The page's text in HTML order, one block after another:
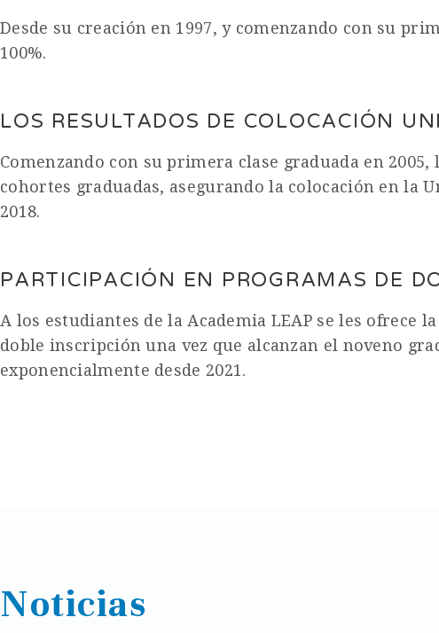
Desde su creación en 1997, y comenzando con su
100%.
LOS RESULTADOS DE COLOCACIÓN
Comenzando con su primera clase graduada en
cohortes graduadas, asegurando la colocación en la
2018.
PARTICIPACIÓN EN PROGRAMAS DE
A los estudiantes de la Academia LEAP se les
doble inscripción una vez que alcanzan el noveno
exponencialmente desde 2021.
Noticias